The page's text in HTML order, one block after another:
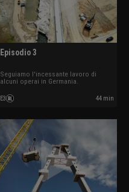
Episodio 3
Seguiamo l'incessante lavoro di
alcuni operai in Germania.
E3 44 min